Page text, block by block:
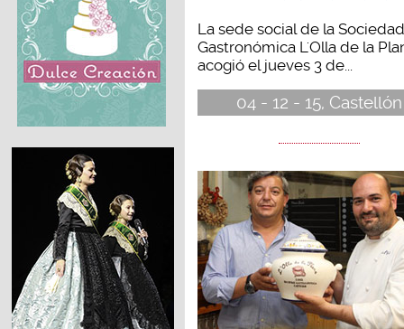
La sede social de la Sociedad
Gastronómica L'Olla de la
acogió el jueves 3 de...
04 - 12 - 15, Castellón